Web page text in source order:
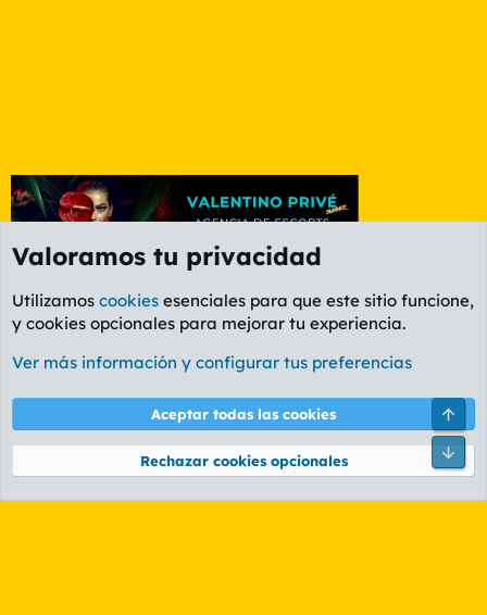
Manfloros, mancuernas y velocípedos
Cookies
PL OLDSTYLE AMARILLO
Términos y reglas Política de privacidad Ayuda
Community platform by XenForo® © 2010-2026 XenForo Ltd.
Valoramos tu privacidad
Utilizamos cookies esenciales para que este sitio funcione,
y cookies opcionales para mejorar tu experiencia.
Ver más información y configurar tus preferencias
Aceptar todas las cookies
Rechazar cookies opcionales
Pie